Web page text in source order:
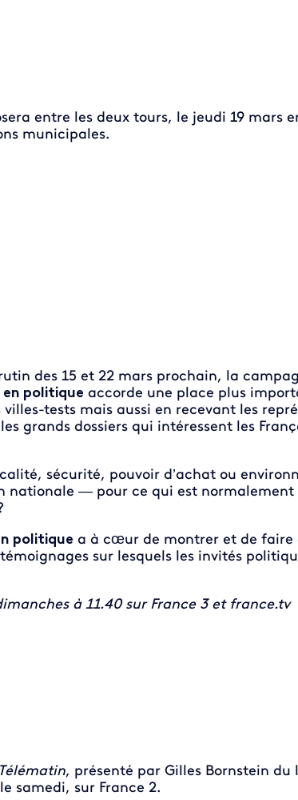
entre les deux tours, le jeudi 19 mars
municipales.
des 15 et 22 mars prochain, la
en politique accorde une place plus
tests mais aussi en recevant les
grands dossiers qui intéressent les
sécurité, pouvoir d’achat ou
nationale — pour ce qui est normalement
politique a à cœur de montrer et de faire
sur lesquels les invités
à 11.40 sur France 3 et france.tv
Télématin, présenté par Gilles Bornstein du
samedi, sur France 2.